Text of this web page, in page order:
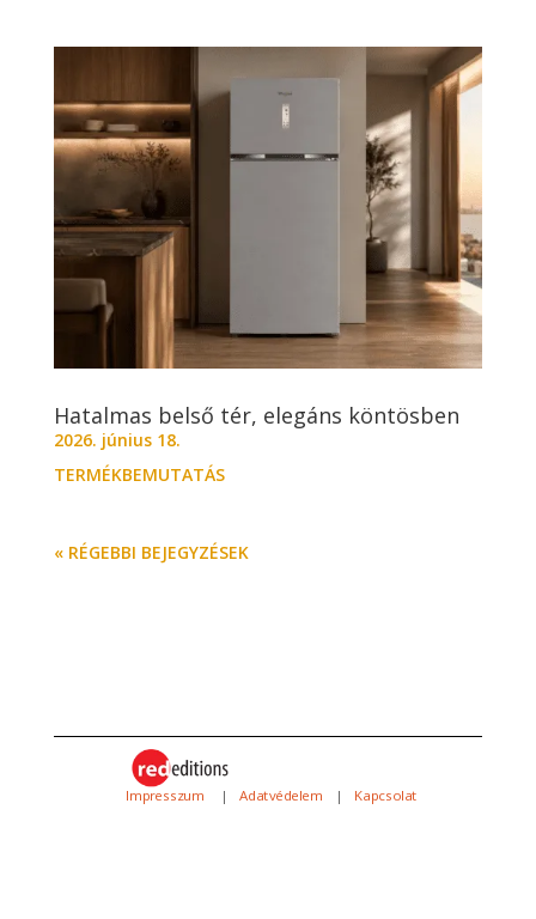
Hatalmas belső tér, elegáns köntösben
2026. június 18.
TERMÉKBEMUTATÁS
« RÉGEBBI BEJEGYZÉSEK
Impresszum | Adatvédelem | Kapcsolat